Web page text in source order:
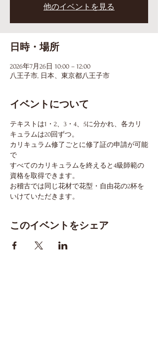
他のイベントを見る
日時・場所
2026年7月26日 10:00 – 12:00
八王子市, 日本、東京都八王子市
イベントについて
テキストは1・2、3・4、5に分かれ、各カリ
キュラムは20回ずつ。
カリキュラム修了ごとに修了証の申請が可能
で
すべてのカリキュラムを終えると4級師範の
資格を取得できます。
お稽古では同じ花材で花型・自由花の2杯を
いけていただきます。
このイベントをシェア